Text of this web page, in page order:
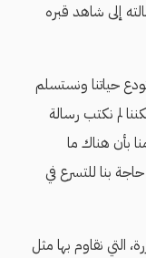
إلى شاهد قبره
حياتنا ونستسلم
لم نكتب رسالة
بأن هناك ما
بنا للتسرع في
التي نقاوم بها مثل